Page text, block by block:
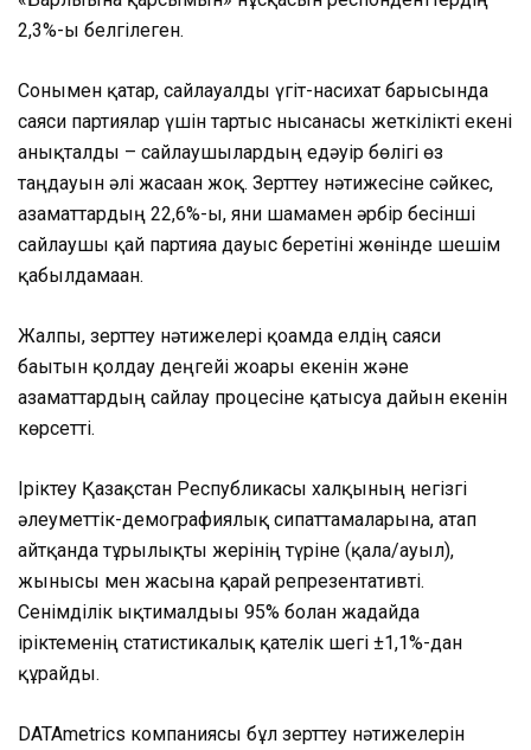
2,3%-ы белгілеген.
Сонымен қатар, сайлауалды үгіт-насихат барысында
саяси партиялар үшін тартыс нысанасы жеткілікті екені
анықталды – сайлаушылардың едәуір бөлігі өз
таңдауын әлі жасаған жоқ. Зерттеу нәтижесіне сәйкес,
азаматтардың 22,6%-ы, яғни шамамен әрбір бесінші
сайлаушы қай партияға дауыс беретіні жөнінде шешім
қабылдамаған.
Жалпы, зерттеу нәтижелері қоғамда елдің саяси
бағытын қолдау деңгейі жоғары екенін және
азаматтардың сайлау процесіне қатысуға дайын екенін
көрсетті.
Іріктеу Қазақстан Республикасы халқының негізгі
әлеуметтік-демографиялық сипаттамаларына, атап
айтқанда тұрғылықты жерінің түріне (қала/ауыл),
жынысы мен жасына қарай репрезентативті.
Сенімділік ықтималдығы 95% болған жағдайда
іріктеменің статистикалық қателік шегі ±1,1%-дан
құрайды.
DATAmetrics компаниясы бұл зерттеу нәтижелерін